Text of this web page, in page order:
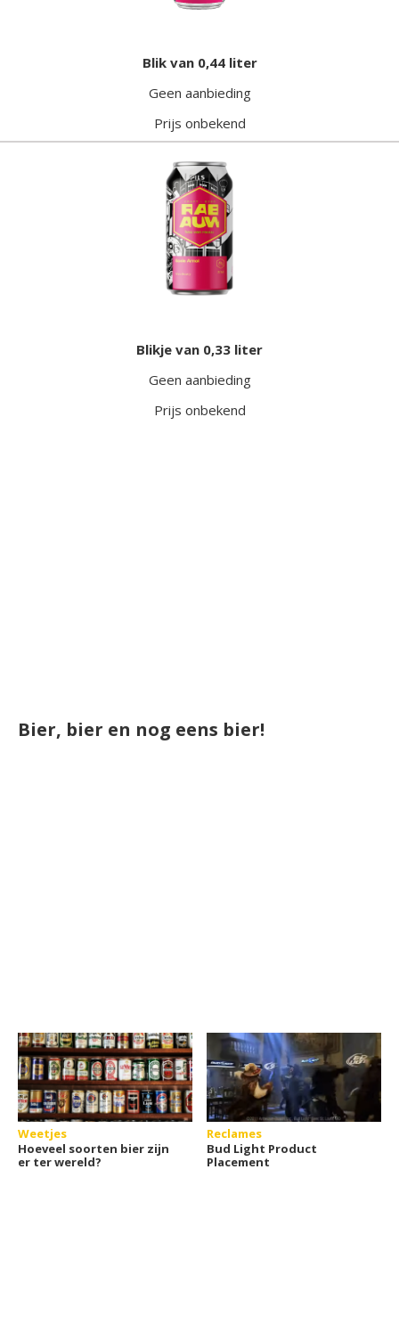
Blik van 0,44 liter
Geen aanbieding
Prijs onbekend
Blikje van 0,33 liter
Geen aanbieding
Prijs onbekend
Bier, bier en nog eens bier!
Weetjes
Hoeveel soorten bier zijn
er ter wereld?
Reclames
Bud Light Product
Placement